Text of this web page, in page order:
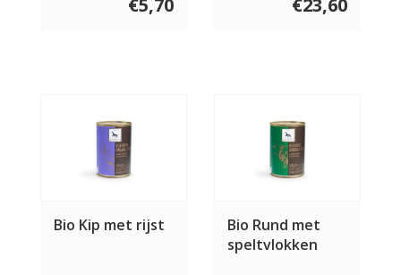
Bio Kip met rijst
Bio Rund met
speltvlokken